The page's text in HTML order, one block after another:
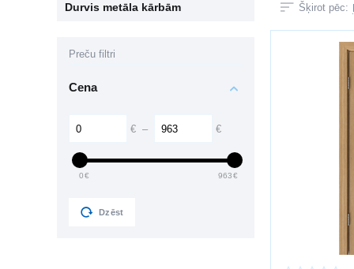
Izvēloties
durvju
skaņas
Laminētās
stiklotas
slēptās
Šķirot pēc:
Durvis metāla kārbām
Preču filtri
Cena
€ – €
0€ 963€
Dzēst